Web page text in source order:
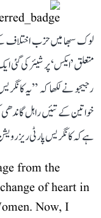
لوک سبھا میں حزب اختلاف
متعلق ’ایکس‘ پر شیئر کی
رجیجو نے لکھا کہ ’’یہ
خواتین کے تئیں راہل
ہے کہ کانگریس پارٹی
from the
of heart in
Now, I